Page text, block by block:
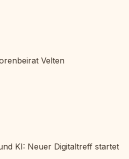
Velten
KI: Neuer Digitaltreff startet